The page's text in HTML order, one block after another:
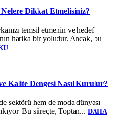
Dikkat Etmelisiniz?
temsil etmenin ve hedef
harika bir yoludur. Ancak, bu
Kalite Dengesi Nasıl Kurulur?
sektörü hem de moda dünyası
Bu süreçte, Toptan... DAHA